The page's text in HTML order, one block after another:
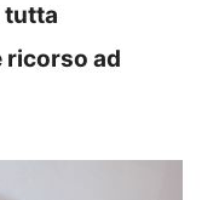
tutta
ricorso ad